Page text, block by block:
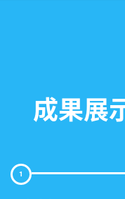
成果展
1